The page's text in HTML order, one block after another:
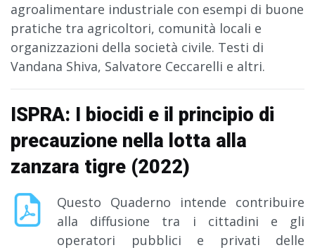
agroalimentare industriale con esempi di buone
pratiche tra agricoltori, comunità locali e
organizzazioni della società civile. Testi di
Vandana Shiva, Salvatore Ceccarelli e altri.
ISPRA: I biocidi e il principio di
precauzione nella lotta alla
zanzara tigre (2022)
Questo Quaderno intende contribuire
alla diffusione tra i cittadini e gli
operatori pubblici e privati delle